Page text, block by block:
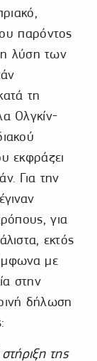
παρόντος
η λύση των
τη
Ολγκίν-
εκφράζει
Για την
για
εκτός
με
στην
δήλωση
της